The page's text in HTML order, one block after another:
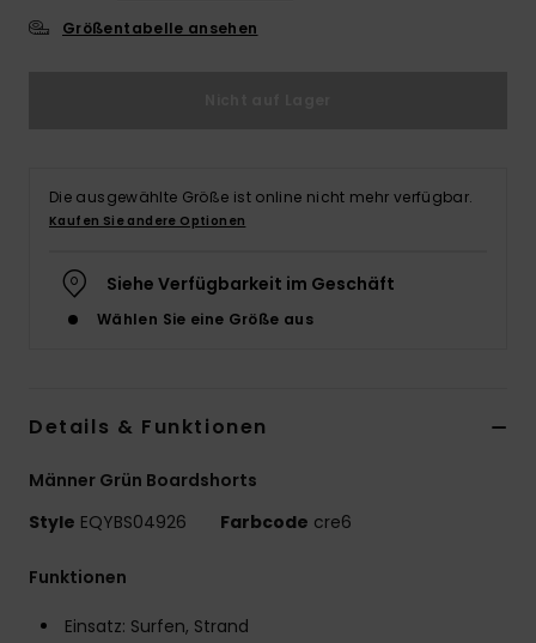
Größentabelle ansehen
Die ausgewählte Größe ist online nicht mehr verfügbar.
Kaufen Sie andere Optionen
Siehe Verfügbarkeit im Geschäft
Wählen Sie eine Größe aus
Details & Funktionen
Männer Grün Boardshorts
Style EQYBS04926 Farbcode cre6
Funktionen
Einsatz: Surfen, Strand